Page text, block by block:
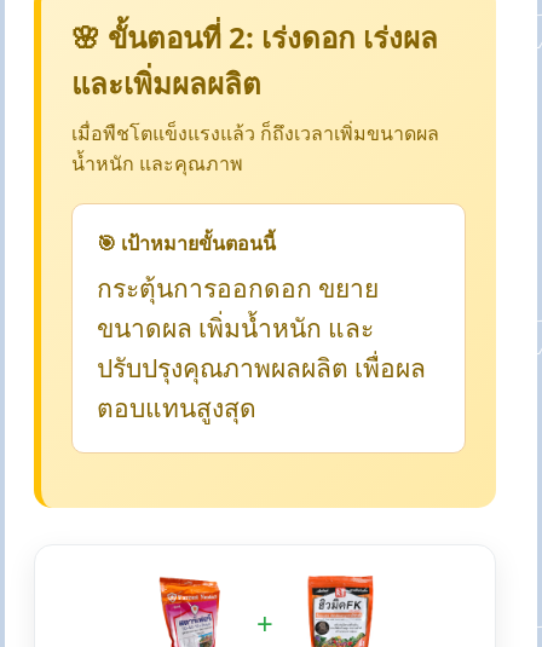
🌸 ขั้นตอนที่ 2: เร่งดอก เร่งผล
และเพิ่มผลผลิต
เมื่อพืชโตแข็งแรงแล้ว ก็ถึงเวลาเพิ่มขนาดผล
น้ำหนัก และคุณภาพ
🎯 เป้าหมายขั้นตอนนี้
กระตุ้นการออกดอก ขยาย
ขนาดผล เพิ่มน้ำหนัก และ
ปรับปรุงคุณภาพผลผลิต เพื่อผล
ตอบแทนสูงสุด
+